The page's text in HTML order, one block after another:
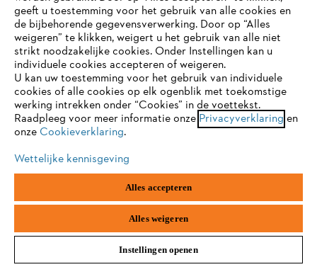
Brandstoffen / oliën / smeermiddelen /
reinigingsmiddelen
ONDERSTEUND
Je gebruikt een browser die we nog niet ondersteunen. Om
onze website optimaal te kunnen gebruiken, raden we aan dat
je overschakelt op één van de volgende browsers:
firefox
safari edge
geeft u toestemming voor het gebruik van alle cookies en
de bijbehorende gegevensverwerking. Door op “Alles
weigeren” te klikken, weigert u het gebruik van alle niet
strikt noodzakelijke cookies. Onder Instellingen kan u
individuele cookies accepteren of weigeren.
U kan uw toestemming voor het gebruik van individuele
cookies of alle cookies op elk ogenblik met toekomstige
werking intrekken onder “Cookies” in de voettekst.
Raadpleeg voor meer informatie onze Privacyverklaring en
onze Cookieverklaring.
Wettelijke kennisgeving
Alles accepteren
Alles weigeren
Instellingen openen